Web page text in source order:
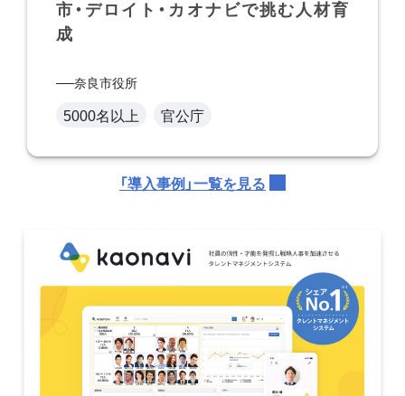
市・デロイト・カオナビで挑む人材育
成
奈良市役所
5000名以上 官公庁
「導入事例」一覧を見る